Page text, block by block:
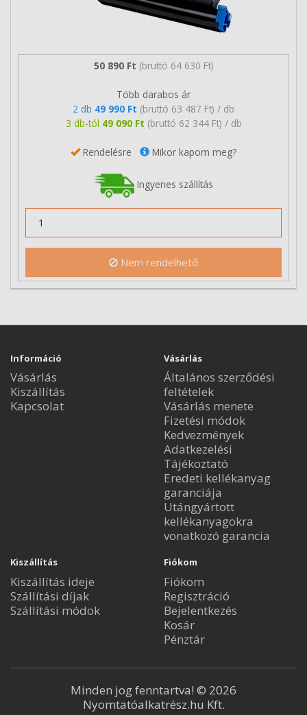
50 890 Ft (bruttó 64 630 Ft)
Több darabos ár
2 db 49 990 Ft (bruttó 63 487 Ft) / db
3 db-tól 49 090 Ft (bruttó 62 344 Ft) / db
Rendelésre Mikor kapom meg?
Ingyenes szállítás
Nem rendelhető
Információ
Vásárlás
Kiszállítás
Kapcsolat
Vásárlás
Általános szerződési
feltételek
Vásárlás menete
Fizetési módok
Kedvezmények
Adatkezelési
Tájékoztató
Eredeti kellékanyag
garanciája
Utángyártott
kellékanyagokra
vonatkozó garancia
Kiszállítás
Kiszállítás ideje
Szállítási díjak
Szállítási módok
Fiókom
Fiókom
Regisztráció
Bejelentkezés
Kosár
Pénztár
Minden jog fenntartva! © 2026
Nyomtatóalkatrész.hu Kft.